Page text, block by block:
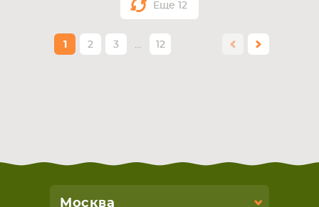
Еще 12
1 2 3 … 12
Москва